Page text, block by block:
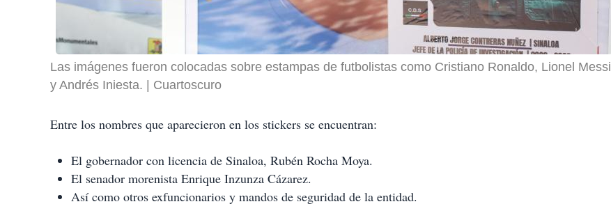
Las imágenes fueron colocadas sobre estampas de futbolistas como Cristiano Ronaldo, Lionel Messi
y Andrés Iniesta.
Cuartoscuro
Entre los nombres que aparecieron en los stickers se encuentran:
El gobernador con licencia de Sinaloa, Rubén Rocha Moya.
El senador morenista Enrique Inzunza Cázarez.
Así como otros exfuncionarios y mandos de seguridad de la entidad.